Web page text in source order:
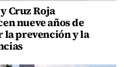
Cruz Roja
nueve años de
prevención y la